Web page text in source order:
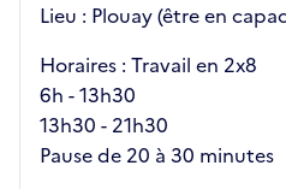
Lieu : Plouay (être en
Horaires : Travail en 2x8
6h - 13h30
13h30 - 21h30
Pause de 20 à 30 minutes